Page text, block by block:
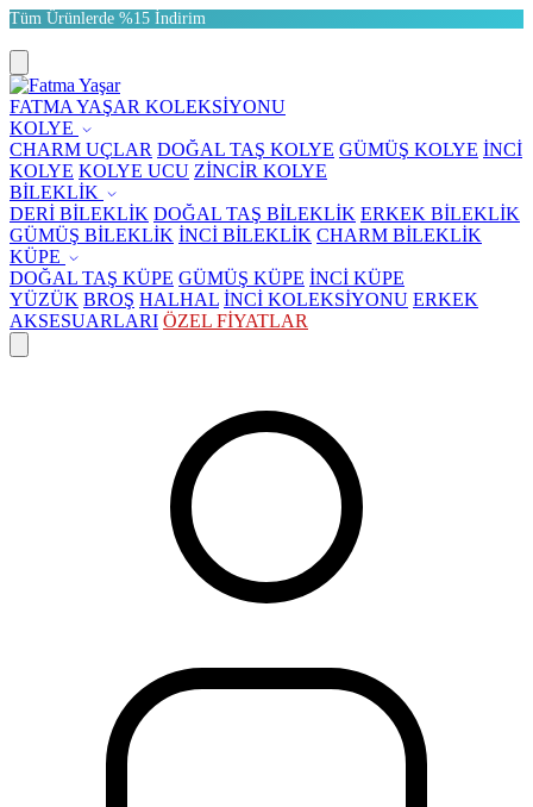
Tüm Ürünlerde %15 İndirim
FATMA YAŞAR KOLEKSİYONU
KOLYE
CHARM UÇLAR DOĞAL TAŞ KOLYE GÜMÜŞ KOLYE İNCİ
KOLYE KOLYE UCU ZİNCİR KOLYE
BİLEKLİK
DERİ BİLEKLİK DOĞAL TAŞ BİLEKLİK ERKEK BİLEKLİK
GÜMÜŞ BİLEKLİK İNCİ BİLEKLİK CHARM BİLEKLİK
KÜPE
DOĞAL TAŞ KÜPE GÜMÜŞ KÜPE İNCİ KÜPE
YÜZÜK BROŞ HALHAL İNCİ KOLEKSİYONU ERKEK
AKSESUARLARI ÖZEL FİYATLAR